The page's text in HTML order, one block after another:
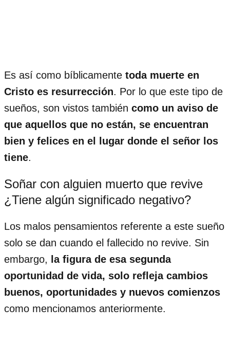
Es así como bíblicamente toda muerte en
Cristo es resurrección. Por lo que este tipo de
sueños, son vistos también como un aviso de
que aquellos que no están, se encuentran
bien y felices en el lugar donde el señor los
tiene.
Soñar con alguien muerto que revive
¿Tiene algún significado negativo?
Los malos pensamientos referente a este sueño
solo se dan cuando el fallecido no revive. Sin
embargo, la figura de esa segunda
oportunidad de vida, solo refleja cambios
buenos, oportunidades y nuevos comienzos
como mencionamos anteriormente.